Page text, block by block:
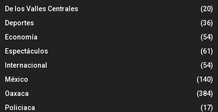
De los Valles Centrales
(20)
Deportes
(36)
Economía
(54)
Espectáculos
(61)
Internacional
(54)
México
(140)
Oaxaca
(384)
Policiaca
(17)